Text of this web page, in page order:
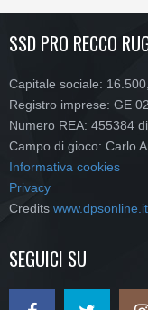
SSD PRO RECCO
Capitale sociale:
Registro imprese: GE
Numero REA: 455384
Campo di gioco: Carlo
Informativa cookies
Privacy
Credits www.dpsonline.it
SEGUICI SU